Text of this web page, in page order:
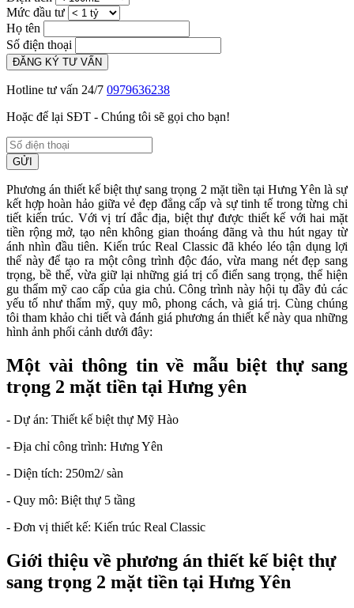
Mức đầu tư
Họ tên
Số điện thoại
ĐĂNG KÝ TƯ VẤN
Hotline tư vấn 24/7 0979636238
Hoặc để lại SĐT - Chúng tôi sẽ gọi cho bạn!
GỬI
Phương án thiết kế biệt thự sang trọng 2 mặt tiền tại Hưng Yên là sự
kết hợp hoàn hảo giữa vẻ đẹp đẳng cấp và sự tinh tế trong từng chi
tiết kiến trúc. Với vị trí đắc địa, biệt thự được thiết kế với hai mặt
tiền rộng mở, tạo nên không gian thoáng đãng và thu hút ngay từ
ánh nhìn đầu tiên. Kiến trúc Real Classic đã khéo léo tận dụng lợi
thế này để tạo ra một công trình độc đáo, vừa mang nét đẹp sang
trọng, bề thế, vừa giữ lại những giá trị cổ điển sang trọng, thể hiện
gu thẩm mỹ cao cấp của gia chủ. Công trình này hội tụ đầy đủ các
yếu tố như thẩm mỹ, quy mô, phong cách, và giá trị. Cùng chúng
tôi tham khảo chi tiết và đánh giá phương án thiết kế này qua những
hình ảnh phối cảnh dưới đây:
Một vài thông tin về mẫu biệt thự sang
trọng 2 mặt tiền tại Hưng yên
- Dự án: Thiết kế biệt thự Mỹ Hào
- Địa chỉ công trình: Hưng Yên
- Diện tích: 250m2/ sàn
- Quy mô: Biệt thự 5 tầng
- Đơn vị thiết kế: Kiến trúc Real Classic
Giới thiệu về phương án thiết kế biệt thự
sang trọng 2 mặt tiền tại Hưng Yên